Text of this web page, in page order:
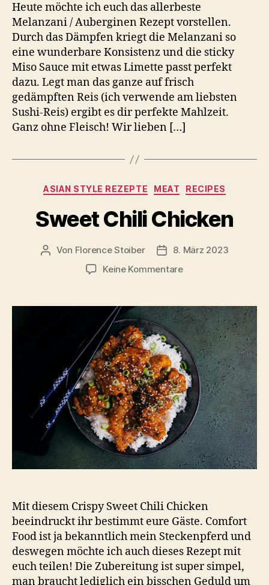
Heute möchte ich euch das allerbeste
Melanzani / Auberginen Rezept vorstellen.
Durch das Dämpfen kriegt die Melanzani so
eine wunderbare Konsistenz und die sticky
Miso Sauce mit etwas Limette passt perfekt
dazu. Legt man das ganze auf frisch
gedämpften Reis (ich verwende am liebsten
Sushi-Reis) ergibt es dir perfekte Mahlzeit.
Ganz ohne Fleisch! Wir lieben […]
Kategorien
ASIAN STYLE REZEPTE MEAT RECIPES
Sweet Chili Chicken
Beitragsautor
Von Florence Stoiber Veröffentlichungsdatum
8. März 2023
Keine Kommentarezu
Chicken
Mit diesem Crispy Sweet Chili Chicken
beeindruckt ihr bestimmt eure Gäste. Comfort
Food ist ja bekanntlich mein Steckenpferd und
deswegen möchte ich auch dieses Rezept mit
euch teilen! Die Zubereitung ist super simpel,
man braucht lediglich ein bisschen Geduld um